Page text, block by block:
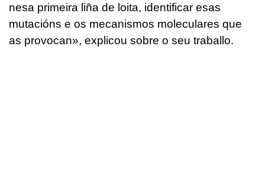
nesa primeira liña de loita, identificar esas
mutacións e os mecanismos moleculares que
as provocan», explicou sobre o seu traballo.